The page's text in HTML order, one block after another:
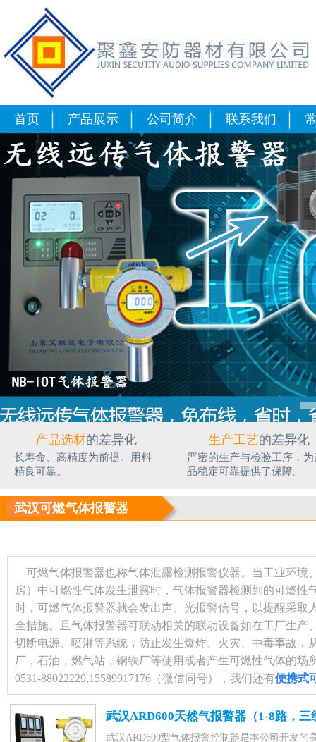
武汉可燃气体报警器
首页 产品展示 公司简介 联系我们
产品选材的差异化
长寿命、高精度为前提。用料
精良可靠。
生产工艺的差异化
严密的生产与检验工序，为
品稳定可靠提供了保障。
武汉可燃气体报警器
可燃气体报警器也称气体泄露检测报警仪器。当工业环境
房）中可燃性气体发生泄露时，气体报警器检测到的可燃性
时，可燃气体报警器就会发出声、光报警信号，以提醒采取
全措施。且气体报警器可联动相关的联动设备如在工厂生产
切断电源、喷淋等系统，防止发生爆炸、火灾、中毒事故，
厂，石油，燃气站，钢铁厂等使用或者产生可燃性气体的场
0531-88022229,15589917176（微信同号），我们还有便携式
武汉ARD600天然气报警器（1-8路，三
武汉ARD600型气体报警控制器是本公司开发